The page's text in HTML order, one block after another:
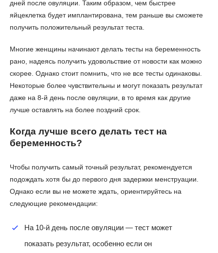
дней после овуляции. Таким образом, чем быстрее
яйцеклетка будет имплантирована, тем раньше вы сможете
получить положительный результат теста.
Многие женщины начинают делать тесты на беременность
рано, надеясь получить удовольствие от новости как можно
скорее. Однако стоит помнить, что не все тесты одинаковы.
Некоторые более чувствительны и могут показать результат
даже на 8-й день после овуляции, в то время как другие
лучше оставлять на более поздний срок.
Когда лучше всего делать тест на
беременность?
Чтобы получить самый точный результат, рекомендуется
подождать хотя бы до первого дня задержки менструации.
Однако если вы не можете ждать, ориентируйтесь на
следующие рекомендации:
На 10-й день после овуляции — тест может
показать результат, особенно если он